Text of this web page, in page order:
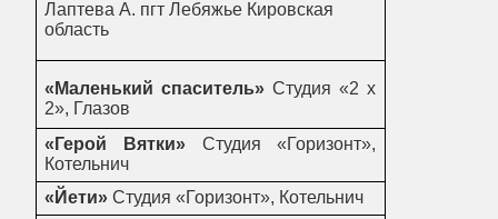
Лаптева А. пгт Лебяжье Кировская
область
«Маленький спаситель» Студия «2 х
2», Глазов
«Герой Вятки»Студия «Горизонт»,
Котельнич
«Йети»Студия «Горизонт», Котельнич